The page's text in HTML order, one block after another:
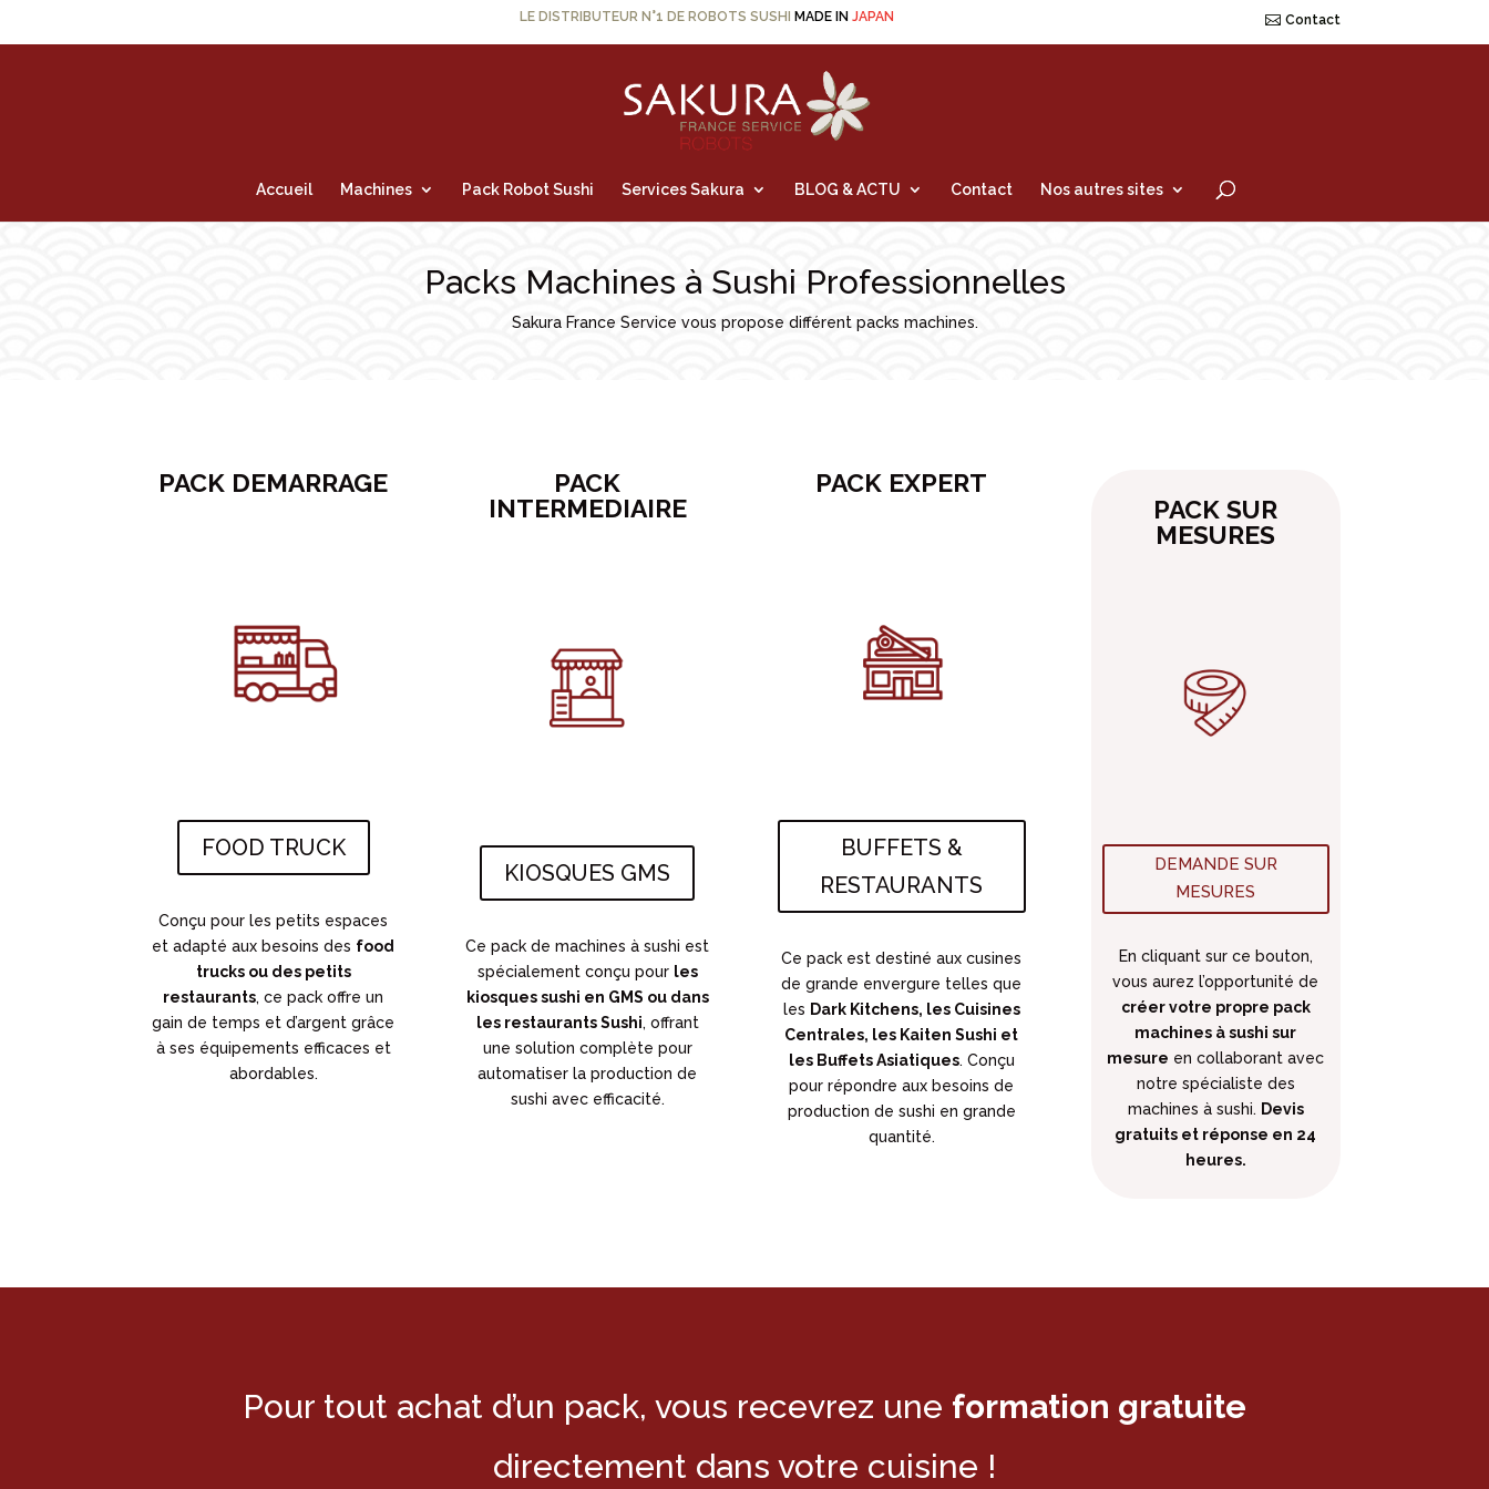
LE DISTRIBUTEUR N°1 DE ROBOTS SUSHI MADE IN JAPAN Contact
Accueil Machines Pack Robot Sushi Services Sakura BLOG & ACTU Contact Nos autres sites
Packs Machines à Sushi Professionnelles
Sakura France Service vous propose différent packs machines.
PACK DEMARRAGE
FOOD TRUCK
Conçu pour les petits espaces
et adapté aux besoins des food
trucks ou des petits
restaurants, ce pack offre un
gain de temps et d’argent grâce
à ses équipements efficaces et
abordables.
PACK
INTERMEDIAIRE
KIOSQUES GMS
Ce pack de machines à sushi est
spécialement conçu pour les
kiosques sushi en GMS ou dans
les restaurants Sushi, offrant
une solution complète pour
automatiser la production de
sushi avec efficacité.
PACK EXPERT
BUFFETS &
RESTAURANTS
Ce pack est destiné aux cusines
de grande envergure telles que
les Dark Kitchens, les Cuisines
Centrales, les Kaiten Sushi et
les Buffets Asiatiques. Conçu
pour répondre aux besoins de
production de sushi en grande
quantité.
PACK SUR
MESURES
DEMANDE SUR
MESURES
En cliquant sur ce bouton,
vous aurez l’opportunité de
créer votre propre pack
machines à sushi sur
mesure en collaborant avec
notre spécialiste des
machines à sushi. Devis
gratuits et réponse en 24
heures.
Pour tout achat d’un pack, vous recevrez une formation gratuite
directement dans votre cuisine !